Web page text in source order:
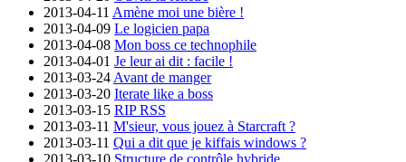
2013-04-11 Amène moi une bière !
2013-04-09 Le logicien papa
2013-04-08 Mon boss ce technophile
2013-04-01 Je leur ai dit : facile !
2013-03-24 Avant de manger
2013-03-20 Iterate like a boss
2013-03-15 RIP RSS
2013-03-11 M'sieur, vous jouez à Starcraft ?
2013-03-11 Qui a dit que je kiffais windows ?
2013-03-10 Structure de contrôle hybride